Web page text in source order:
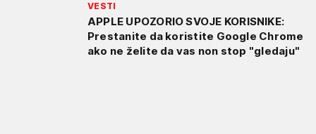
VESTI
APPLE UPOZORIO SVOJE KORISNIKE:
Prestanite da koristite Google Chrome
ako ne želite da vas non stop "gledaju"